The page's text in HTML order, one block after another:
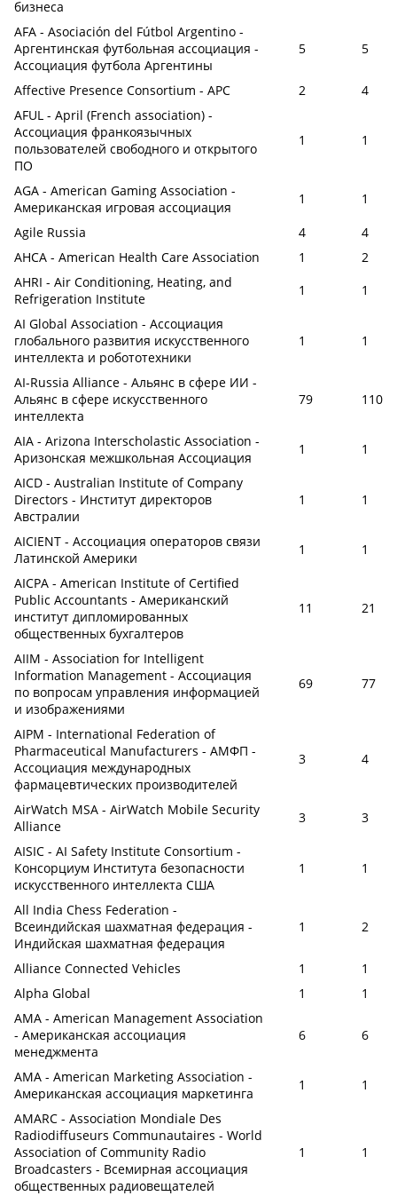
бизнеса
AFA - Asociación del Fútbol Argentino -
Аргентинская футбольная ассоциация -
Ассоциация футбола Аргентины
5 5
Affective Presence Consortium - АРС 2
4
AFUL - April (French association) -
Ассоциация франкоязычных
пользователей свободного и открытого
ПО
1 1
AGA - American Gaming Association -
Американская игровая ассоциация
1
1
Agile Russia
4
4
AHCA - American Health Care Association
1
2
AHRI - Air Conditioning, Heating, and
Refrigeration Institute
1
1
AI Global Association - Ассоциация
глобального развития искусственного
интеллекта и робототехники
1 1
AI-Russia Alliance - Альянс в сфере ИИ -
Альянс в сфере искусственного
интеллекта
79 110
AIA - Arizona Interscholastic Association -
Аризонская межшкольная Ассоциация
1
1
AICD - Australian Institute of Company
Directors - Институт директоров
Австралии
1 1
AICIENT - Ассоциация операторов связи
Латинской Америки
1
1
AICPA - American Institute of Certified
Public Accountants - Американский
институт дипломированных
общественных бухгалтеров
11 21
AIIM - Association for Intelligent
Information Management - Ассоциация
по вопросам управления информацией
и изображениями
69 77
AIPM - International Federation of
Pharmaceutical Manufacturers - АМФП -
Ассоциация международных
фармацевтических производителей
3 4
AirWatch MSA - AirWatch Mobile Security
Alliance
3
3
AISIC - AI Safety Institute Consortium -
Консорциум Института безопасности
искусственного интеллекта США
1 1
All India Chess Federation -
Всеиндийская шахматная федерация -
Индийская шахматная федерация
1 2
Alliance Connected Vehicles 1
1
Alpha Global
1
1
AMA - American Management Association
- Американская ассоциация
менеджмента
6 6
AMA - American Marketing Association -
Американская ассоциация маркетинга
1
1
AMARC - Association Mondiale Des
Radiodiffuseurs Communautaires - World
Association of Community Radio
Broadcasters - Всемирная ассоциация
общественных радиовещателей
1 1